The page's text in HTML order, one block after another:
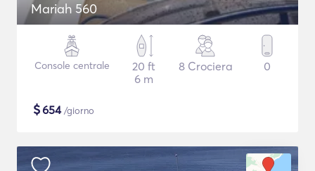
Mariah 560
Console centrale
20 ft
6 m
8 Crociera 0
$654/giorno